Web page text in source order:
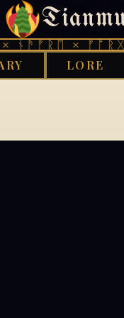
×
LORE